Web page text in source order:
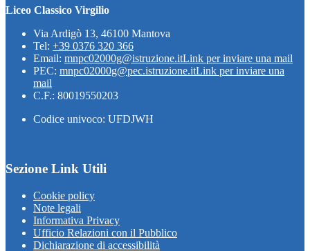
Liceo Classico Virgilio
Via Ardigò 13, 46100 Mantova
Tel: +39 0376 320 366
Email: mnpc02000g@istruzione.itLink per inviare una mail
PEC: mnpc02000g@pec.istruzione.itLink per inviare una
mail
C.F.: 80019550203
Codice univoco: UFDJWH
Sezione Link Utili
Cookie policy
Note legali
Informativa Privacy
Ufficio Relazioni con il Pubblico
Dichiarazione di accessibilità